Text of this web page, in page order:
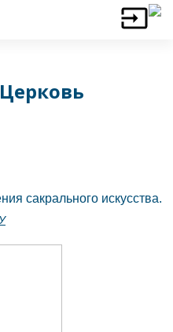
Церковь
сакрального искусства.